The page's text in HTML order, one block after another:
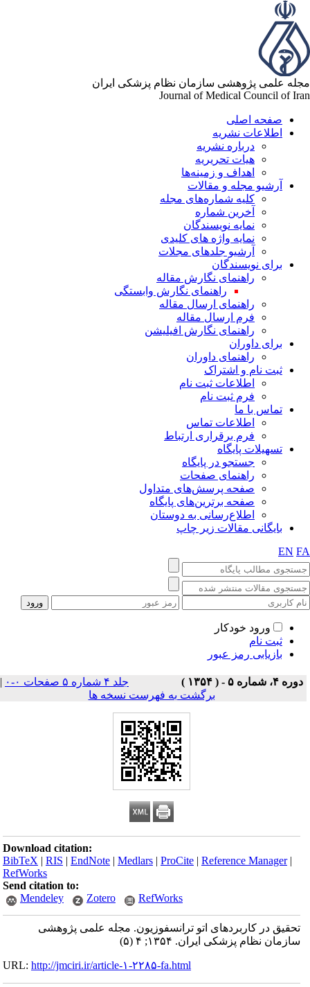
علمی پژوهشی سازمان نظام پزشکی ایران
Journal of Medical Council of
صفحه اصلی
اطلاعات نشریه
درباره نشریه
هیات تحریریه
اهداف و زمینه‌ها
آرشیو مجله و مقالات
کلیه شماره‌های مجله
آخرین شماره
نمایه نویسندگان
نمایه واژه های کلیدی
آرشیو جلدهای مجلات
برای نویسندگان
راهنمای نگارش مقاله
راهنمای نگارش وابستگی
راهنمای ارسال مقاله
فرم ارسال مقاله
راهنمای نگارش افیلیشن
برای داوران
راهنمای داوران
ثبت نام و اشتراک
اطلاعات ثبت نام
فرم ثبت نام
تماس با ما
اطلاعات تماس
فرم برقراری ارتباط
تسهیلات پایگاه
جستجو در پایگاه
راهنمای صفحات
صفحه پرسش‌های متداول
صفحه برترین‌های پایگاه
اطلاع‌رسانی به دوستان
بایگانی مقالات زیر چاپ
EN
ورود خودکار
ثبت نام
بازیابی رمز عبور
دوره ۴، شماره ۵ - ( ۱۳۵۴ ) جلد ۴ شماره ۵ صفحات ۰-۰
|
برگشت به فهرست نسخه ها
Download citation:
BibTeX |RIS |EndNote |Medlars |ProCite |Reference Manager
RefWorks
Send citation to:
Mendeley
Zotero RefWorks
تحقیق در کاربردهای اتو ترانسفوزیون. مجله علمی پژوهشی
سازمان نظام پزشکی ایران. ۱۳۵۴; ۴ (۵)
URL:http://jmciri.ir/article-۱-۲۲۸۵-fa.html